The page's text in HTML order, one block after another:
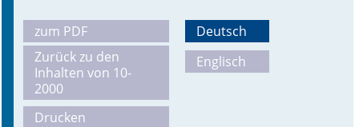
zum PDF
Zurück zu den
Inhalten von 10-
2000
Drucken
Deutsch
Englisch